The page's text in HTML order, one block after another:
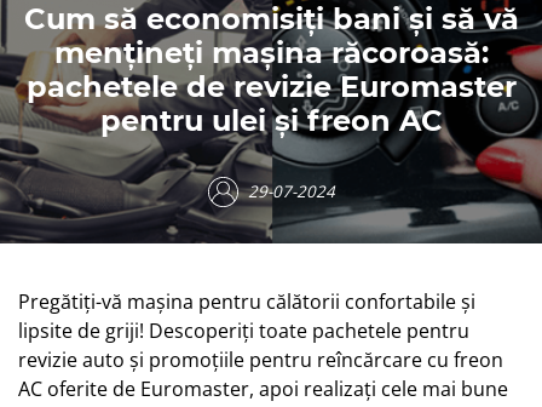
Cum să economisiți bani și să vă
mențineți mașina răcoroasă:
pachetele de revizie Euromaster
pentru ulei și freon AC
29-07-2024
Pregătiți-vă mașina pentru călătorii confortabile și
lipsite de griji! Descoperiți toate pachetele pentru
revizie auto și promoțiile pentru reîncărcare cu freon
AC oferite de Euromaster, apoi realizați cele mai bune